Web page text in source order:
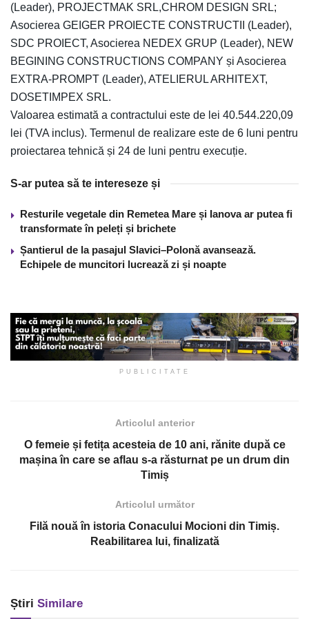
(Leader), PROJECTMAK SRL,CHROM DESIGN SRL;
Asocierea GEIGER PROIECTE CONSTRUCTII (Leader),
SDC PROIECT, Asocierea NEDEX GRUP (Leader), NEW
BEGINING CONSTRUCTIONS COMPANY și Asocierea
EXTRA-PROMPT (Leader), ATELIERUL ARHITEXT,
DOSETIMPEX SRL.
Valoarea estimată a contractului este de lei 40.544.220,09
lei (TVA inclus). Termenul de realizare este de 6 luni pentru
proiectarea tehnică și 24 de luni pentru execuție.
S-ar putea să te intereseze și
Resturile vegetale din Remetea Mare și Ianova ar putea fi
transformate în peleți și brichete
Șantierul de la pasajul Slavici–Polonă avansează.
Echipele de muncitori lucrează zi și noapte
PUBLICITATE
Articolul anterior
O femeie și fetița acesteia de 10 ani, rănite după ce
mașina în care se aflau s-a răsturnat pe un drum din
Timiș
Articolul următor
Filă nouă în istoria Conacului Mocioni din Timiș.
Reabilitarea lui, finalizată
Știri Similare